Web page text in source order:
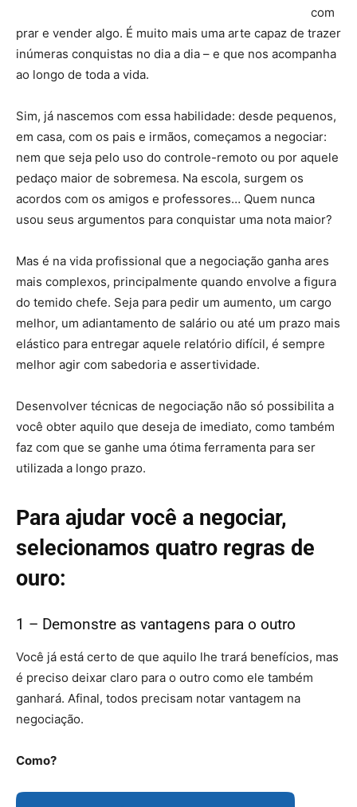
com
prar e vender algo. É muito mais uma arte capaz de trazer
inúmeras conquistas no dia a dia – e que nos acompanha
ao longo de toda a vida.
Sim, já nascemos com essa habilidade: desde pequenos,
em casa, com os pais e irmãos, começamos a negociar:
nem que seja pelo uso do controle-remoto ou por aquele
pedaço maior de sobremesa. Na escola, surgem os
acordos com os amigos e professores… Quem nunca
usou seus argumentos para conquistar uma nota maior?
Mas é na vida profissional que a negociação ganha ares
mais complexos, principalmente quando envolve a figura
do temido chefe. Seja para pedir um aumento, um cargo
melhor, um adiantamento de salário ou até um prazo mais
elástico para entregar aquele relatório difícil, é sempre
melhor agir com sabedoria e assertividade.
Desenvolver técnicas de negociação não só possibilita a
você obter aquilo que deseja de imediato, como também
faz com que se ganhe uma ótima ferramenta para ser
utilizada a longo prazo.
Para ajudar você a negociar,
selecionamos quatro regras de
ouro:
1 – Demonstre as vantagens para o outro
Você já está certo de que aquilo lhe trará benefícios, mas
é preciso deixar claro para o outro como ele também
ganhará. Afinal, todos precisam notar vantagem na
negociação.
Como?